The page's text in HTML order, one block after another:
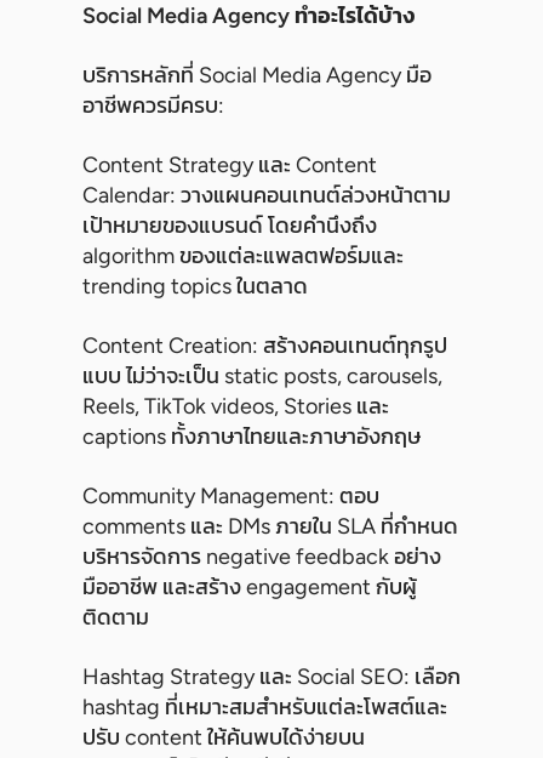
Social Media Agency ทำอะไรได้บ้าง
บริการหลักที่ Social Media Agency มือ
อาชีพควรมีครบ:
Content Strategy และ Content
Calendar: วางแผนคอนเทนต์ล่วงหน้าตาม
เป้าหมายของแบรนด์ โดยคำนึงถึง
algorithm ของแต่ละแพลตฟอร์มและ
trending topics ในตลาด
Content Creation: สร้างคอนเทนต์ทุกรูป
แบบ ไม่ว่าจะเป็น static posts, carousels,
Reels, TikTok videos, Stories และ
captions ทั้งภาษาไทยและภาษาอังกฤษ
Community Management: ตอบ
comments และ DMs ภายใน SLA ที่กำหนด
บริหารจัดการ negative feedback อย่าง
มืออาชีพ และสร้าง engagement กับผู้
ติดตาม
Hashtag Strategy และ Social SEO: เลือก
hashtag ที่เหมาะสมสำหรับแต่ละโพสต์และ
ปรับ content ให้ค้นพบได้ง่ายบน